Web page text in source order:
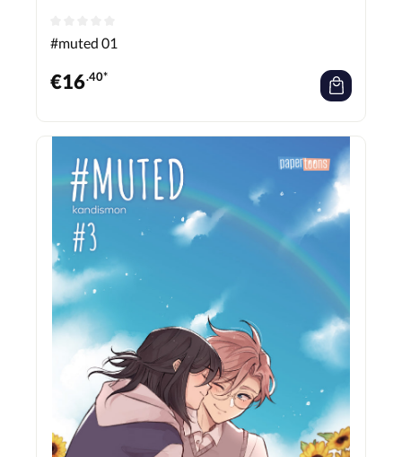
#muted 01
€16.40*